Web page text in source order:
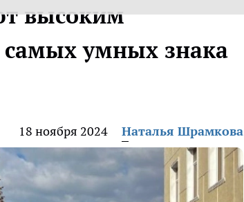
высоким
самых умных знака
18 ноября 2024 Наталья Шрамкова